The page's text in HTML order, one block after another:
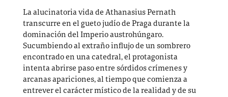
La alucinatoria vida de Athanasius Pernath
transcurre en el gueto judío de Praga durante la
dominación del Imperio austrohúngaro.
Sucumbiendo al extraño influjo de un sombrero
encontrado en una catedral, el protagonista
intenta abrirse paso entre sórdidos crímenes y
arcanas apariciones, al tiempo que comienza a
entrever el carácter místico de la realidad y de su